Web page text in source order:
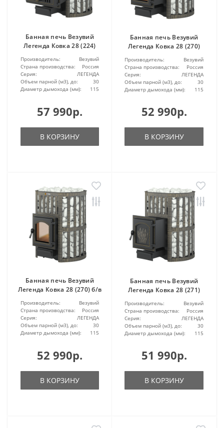
Банная печь Везувий
Легенда Ковка 28 (224)
Производитель:
Везувий
Страна производства:
Россия
Серия:
ЛЕГЕНДА
Объем парной (м3), до:
30
Диаметр дымохода (мм):
115
57 990р.
В КОРЗИНУ
Банная печь Везувий
Легенда Ковка 28 (270)
Производитель:
Везувий
Страна производства:
Россия
Серия:
ЛЕГЕНДА
Объем парной (м3), до:
30
Диаметр дымохода (мм):
115
52 990р.
В КОРЗИНУ
Банная печь Везувий
Легенда Ковка 28 (270) б/в
Производитель:
Везувий
Страна производства:
Россия
Серия:
ЛЕГЕНДА
Объем парной (м3), до:
30
Диаметр дымохода (мм):
115
52 990р.
В КОРЗИНУ
Банная печь Везувий
Легенда Ковка 28 (271)
Производитель:
Везувий
Страна производства:
Россия
Серия:
ЛЕГЕНДА
Объем парной (м3), до:
30
Диаметр дымохода (мм):
115
51 990р.
В КОРЗИНУ